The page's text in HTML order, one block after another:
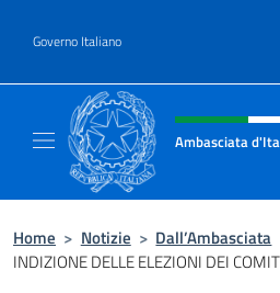
Governo Italiano
Intestazione sito,
Ambasciata
Home > Notizie > Dall’Ambasciata
INDIZIONE DELLE ELEZIONI DEI